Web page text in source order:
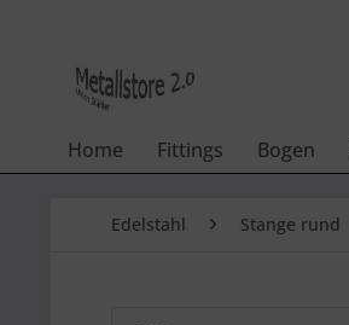
Home Fittings Bogen
Edelstahl Stange rund